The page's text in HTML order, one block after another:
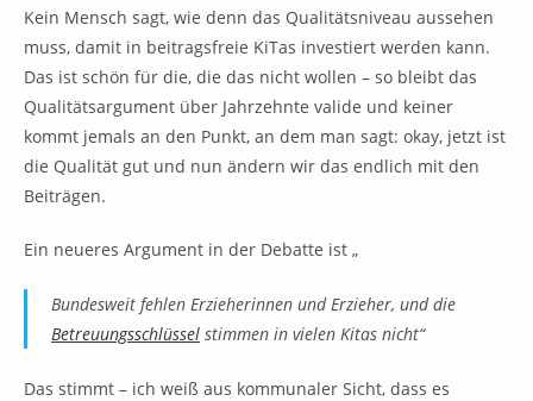
Kein Mensch sagt, wie denn das Qualitätsniveau aussehen
muss, damit in beitragsfreie KiTas investiert werden kann.
Das ist schön für die, die das nicht wollen – so bleibt das
Qualitätsargument über Jahrzehnte valide und keiner
kommt jemals an den Punkt, an dem man sagt: okay, jetzt ist
die Qualität gut und nun ändern wir das endlich mit den
Beiträgen.
Ein neueres Argument in der Debatte ist „
Bundesweit fehlen Erzieherinnen und Erzieher, und die
Betreuungsschlüssel stimmen in vielen Kitas nicht“
Das stimmt – ich weiß aus kommunaler Sicht, dass es